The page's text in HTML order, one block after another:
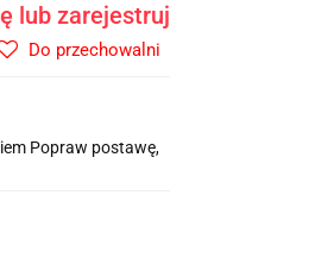
lub zarejestruj
Do przechowalni
Popraw postawę,